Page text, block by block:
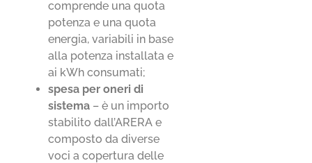
comprende una quota
potenza e una quota
energia, variabili in base
alla potenza installata e
ai kWh consumati;
spesa per oneri di
sistema – è un importo
stabilito dall’ARERA e
composto da diverse
voci a copertura delle